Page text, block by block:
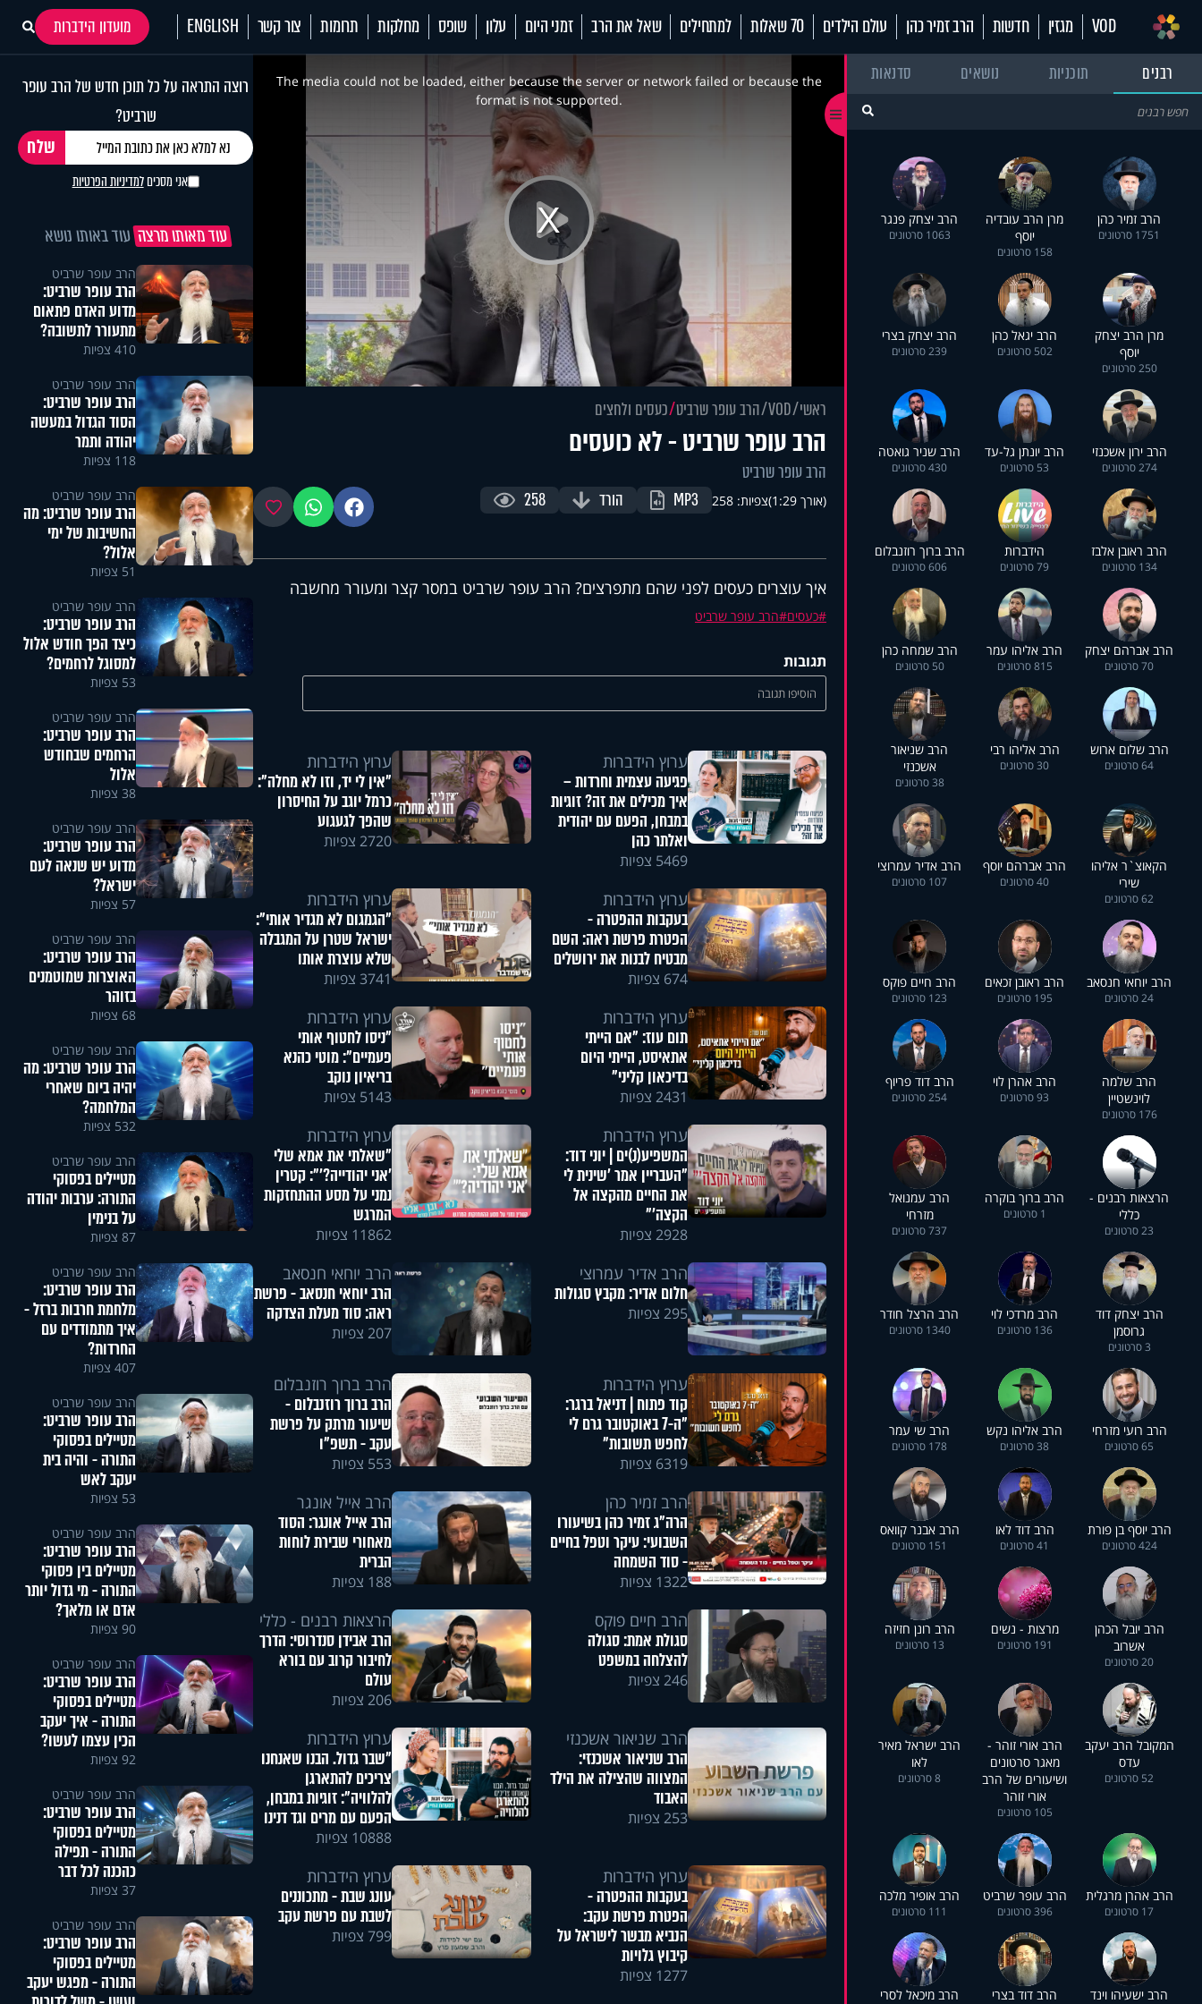
VOD מגזין חדשות הרב זמיר כהן עולם הילדים 70 שאלות למתחילים שאל את הרב זמני היום עלון שופס מחלקות תרומות צור קשר ENGLISH
מועדון הידברות
רבנים
תוכניות נושאים סדנאות
הרב זמיר כהן
1751 סרטונים
מרן הרב עובדיה
יוסף
158 סרטונים
הרב יצחק פנגר
1063 סרטונים
מרן הרב יצחק
יוסף
250 סרטונים
הרב יגאל כהן
502 סרטונים
הרב יצחק בצרי
239 סרטונים
הרב ירון אשכנזי
274 סרטונים
הרב יונתן גל-עד
53 סרטונים
הרב שניר גואטה
430 סרטונים
הרב ראובן אלבז
134 סרטונים
הידברות
79 סרטונים
הרב ברוך רוזנבלום
606 סרטונים
הרב אברהם יצחק
70 סרטונים
הרב אליהו עמר
815 סרטונים
הרב שמחה כהן
50 סרטונים
הרב שלום ארוש
64 סרטונים
הרב אליהו רבי
30 סרטונים
הרב שניאור
אשכנזי
38 סרטונים
הקאוצ`ר אליהו
שירי
62 סרטונים
הרב אברהם יוסף
40 סרטונים
הרב אדיר עמרוצי
107 סרטונים
הרב יוחאי חנסאב
24 סרטונים
הרב ראובן זכאים
195 סרטונים
הרב חיים פוקס
123 סרטונים
הרב שלמה
לוינשטיין
176 סרטונים
הרב אהרן לוי
93 סרטונים
הרב דוד פריוף
254 סרטונים
הרצאות רבנים -
כללי
23 סרטונים
הרב ברוך בוקרה
1 סרטונים
הרב עמנואל
מזרחי
737 סרטונים
הרב יצחק דוד
גרוסמן
3 סרטונים
הרב מרדכי לוי
136 סרטונים
הרב הרצל חודר
1340 סרטונים
הרב רועי מזרחי
65 סרטונים
הרב אליהו נקש
38 סרטונים
הרב שי עמר
178 סרטונים
הרב יוסף בן פורת
424 סרטונים
הרב דוד לאו
41 סרטונים
הרב אבנר קוואס
151 סרטונים
הרב יובל הכהן
אשרוב
20 סרטונים
מרצות - נשים
191 סרטונים
הרב רונן חזיזה
13 סרטונים
המקובל הרב יעקב
עדס
52 סרטונים
הרב אורי זוהר -
מאגר סרטונים
ושיעורים של הרב
אורי זוהר
105 סרטונים
הרב ישראל מאיר
לאו
8 סרטונים
הרב אהרן מרגלית
17 סרטונים
הרב עופר שרביט
396 סרטונים
הרב אופיר מלכה
111 סרטונים
הרב ישעיהו וינד הרב דוד בצרי הרב מיכאל לסרי
Play
Video
This
modalThe media could not be loaded, either because the server or network failed or because the
format is not supported.
ראשי VOD הרב עופר שרביט כעסים ולחצים
הרב עופר שרביט - לא כועסים
הרב עופר שרביט
(אורך 1:29) צפיות: 258 MP3 הורד 258 פייסבוקווטסאפ מועדפים
איך עוצרים כעסים לפני שהם מתפרצים? הרב עופר שרביט במסר קצר ומעורר מחשבה
כעסים הרב עופר שרביט
תגובות
הוסיפו תגובה
ערוץ הידברות
פגיעה עצמית וחרדות –
איך מכילים את זה? זוגיות
במבחן, הפעם עם יהודית
ואלתר כהן
5469 צפיות
ערוץ הידברות
"אין לי יד, וזו לא מחלה":
כרמל יוגב על החיסרון
שהפך לגעגוע
2720 צפיות
ערוץ הידברות
בעקבות ההפטרה -
הפטרת פרשת ראה: השם
מבטיח לבנות את ירושלים
674 צפיות
ערוץ הידברות
"הגמגום לא מגדיר אותי":
ישראל שטרן על המגבלה
שלא עוצרת אותו
3741 צפיות
ערוץ הידברות
תום עוז: "אם הייתי
אתאיסט, הייתי היום
בדיכאון קליני"
2431 צפיות
ערוץ הידברות
"ניסו לחטוף אותי
פעמיים": מוטי כהנא
בריאיון נוקב
5143 צפיות
ערוץ הידברות
המשפיע(נ)ים | יוני דוד:
"העבריין אמר 'שינית לי
את החיים מהקצה אל
הקצה'"
2928 צפיות
ערוץ הידברות
"שאלתי את אמא שלי
'אני יהודייה?'": קטרין
נמני על מסע ההתחזקות
המרגש
11862 צפיות
הרב אדיר עמרוצי
חלום אדיר: מקבץ סגולות
295 צפיות
הרב יוחאי חנסאב
הרב יוחאי חנסאב - פרשת
ראה: סוד מעלת הצדקה
207 צפיות
ערוץ הידברות
קוד פתוח | דניאל ברגר:
"ה-7 באוקטובר גרם לי
לחפש תשובות"
6319 צפיות
הרב ברוך רוזנבלום
הרב ברוך רוזנבלום -
שיעור מרתק על פרשת
עקב - תשפ"ו
553 צפיות
הרב זמיר כהן
הרה"ג זמיר כהן בשיעורו
השבועי: עיקר וטפל בחיים
- סוד השמחה
1322 צפיות
הרב אייל אונגר
הרב אייל אונגר: הסוד
מאחורי שבירת לוחות
הברית
188 צפיות
הרב חיים פוקס
סגולת אמת: סגולה
להצלחה במשפט
246 צפיות
הרצאות רבנים - כללי
הרב אבידן סנדרוסי: הדרך
לחיבור קרוב עם בורא
עולם
206 צפיות
הרב שניאור אשכנזי
הרב שניאור אשכנזי:
המצווה שהצילה את הילד
האבוד
253 צפיות
ערוץ הידברות
"שבר גדול. הבנו שאנחנו
צריכים להתארגן
להלוויה": זוגיות במבחן,
הפעם עם מרים וגד דנינו
10888 צפיות
ערוץ הידברות
בעקבות ההפטרה -
הפטרת פרשת עקב:
הנביא מבשר לישראל על
קיבוץ גלויות
1277 צפיות
ערוץ הידברות
עונג שבת - מתכוננים
לשבת עם פרשת עקב
799 צפיות
רוצה התראה על כל תוכן חדש של הרב עופר
שרביט?
אני מסכיםלמדיניות הפרטיות
עוד מאותו מרצה עוד באותו נושא
הרב עופר שרביט
הרב עופר שרביט:
מדוע האדם פתאום
מתעורר לתשובה?
410 צפיות
הרב עופר שרביט
הרב עופר שרביט:
הסוד הגדול במעשה
יהודה ותמר
118 צפיות
הרב עופר שרביט
הרב עופר שרביט: מה
החשיבות של ימי
אלול?
51 צפיות
הרב עופר שרביט
הרב עופר שרביט:
כיצד הפך חודש אלול
למסוגל לרחמים?
53 צפיות
הרב עופר שרביט
הרב עופר שרביט:
הרחמים שבחודש
אלול
38 צפיות
הרב עופר שרביט
הרב עופר שרביט:
מדוע יש שנאה לעם
ישראל?
57 צפיות
הרב עופר שרביט
הרב עופר שרביט:
האוצרות שמוטמנים
בזוהר
68 צפיות
הרב עופר שרביט
הרב עופר שרביט: מה
יהיה ביום שאחרי
המלחמה?
532 צפיות
הרב עופר שרביט
מטיילים בפסוקי
התורה: ערבות יהודה
על בנימין
87 צפיות
הרב עופר שרביט
הרב עופר שרביט:
מלחמת חרבות ברזל -
איך מתמודדים עם
החרדות?
407 צפיות
הרב עופר שרביט
הרב עופר שרביט:
מטיילים בפסוקי
התורה - והיה בית
יעקב לאש
53 צפיות
הרב עופר שרביט
הרב עופר שרביט:
מטיילים בין פסוקי
התורה - מי גדול יותר
אדם או מלאך?
90 צפיות
הרב עופר שרביט
הרב עופר שרביט:
מטיילים בפסוקי
התורה - איך יעקב
הכין עצמו לעשו?
92 צפיות
הרב עופר שרביט
הרב עופר שרביט:
מטיילים בפסוקי
התורה - תפילה
כהכנה לכל דבר
37 צפיות
הרב עופר שרביט
הרב עופר שרביט:
מטיילים בפסוקי
התורה - מפגש יעקב